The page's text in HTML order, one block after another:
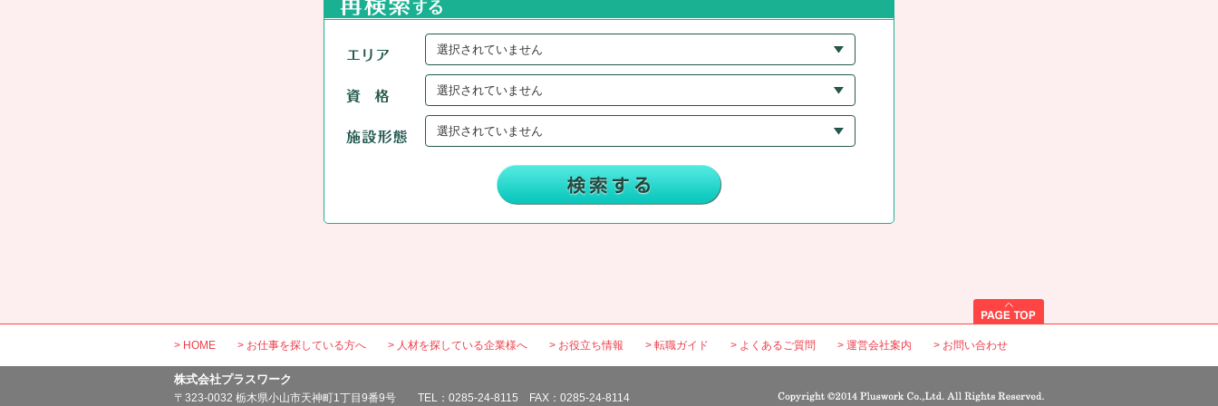
選択されていません
選択されていません
選択されていません
HOME お仕事を探している方へ 人材を探している企業様へ お役立ち情報 転職ガイド よくあるご質問 運営会社案内 お問い合わせ
株式会社プラスワーク
〒323-0032 栃木県小山市天神町1丁目9番9号 TEL：0285-24-8115 FAX：0285-24-8114